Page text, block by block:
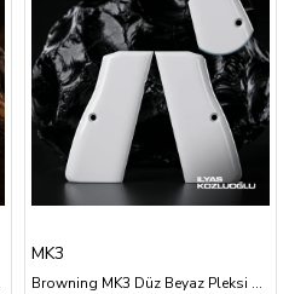
MK3
Browning MK3 Düz Beyaz Pleksi Kabza